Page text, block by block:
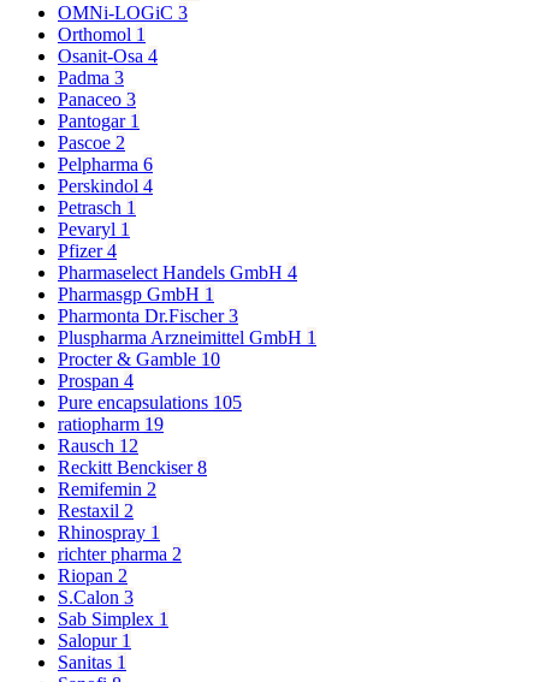
OMNi-LOGiC 3
Orthomol 1
Osanit-Osa 4
Padma 3
Panaceo 3
Pantogar 1
Pascoe 2
Pelpharma 6
Perskindol 4
Petrasch 1
Pevaryl 1
Pfizer4
Pharmaselect Handels GmbH 4
Pharmasgp GmbH 1
Pharmonta Dr.Fischer3
Pluspharma Arzneimittel GmbH 1
Procter & Gamble 10
Prospan 4
Pure encapsulations 105
ratiopharm 19
Rausch 12
Reckitt Benckiser8
Remifemin 2
Restaxil 2
Rhinospray 1
richter pharma 2
Riopan 2
S.Calon 3
Sab Simplex 1
Salopur 1
Sanitas 1